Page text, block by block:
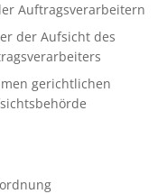
Auftragsverarbeitern
der Aufsicht des
gerichtlichen